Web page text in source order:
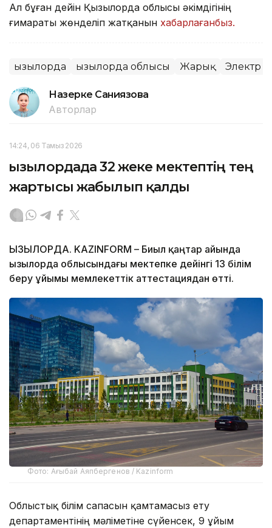
Ал бұған дейін Қызылорда облысы әкімдігінің
ғимараты жөнделіп жатқанын хабарлағанбыз.
Қызылорда Қызылорда облысы Жарық Электр
Назерке Саниязова
Авторлар
14:24, 06 Тамыз 2026
Қызылордада 32 жеке мектептің тең
жартысы жабылып қалды
ҚЫЗЫЛОРДА. KAZINFORM – Биыл қаңтар айында
Қызылорда облысындағы мектепке дейінгі 13 білім
беру ұйымы мемлекеттік аттестациядан өтті.
Фото: Ағыбай Аяпбергенов / Kazinform
Облыстық білім сапасын қамтамасыз ету
департаментінің мәліметіне сүйенсек, 9 ұйым